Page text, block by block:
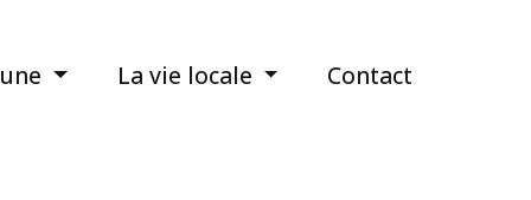
La vie locale Contact